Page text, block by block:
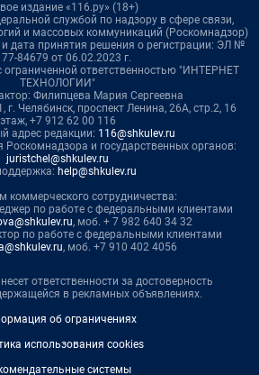
издание «116.ру» (18+)
службой по надзору в сфере связи,
и массовых коммуникаций (Роскомнадзор)
дата принятия решения о регистрации: ЭЛ №
84679 от 06.02.2023 г.
ограниченной ответственностью "ИНТЕРНЕТ
ТЕХНОЛОГИИ"
Филипцева Мария Сергеевна
г. Челябинск, проспект Ленина, 26А, стр.2, 16
этаж, +7 912 62 00 116
адрес редакции: 116@shkulev.ru
Роскомнадзора и государственных органов:
juristchel@shkulev.ru
help@shkulev.ru
коммерческого сотрудничества:
по работе с федеральными клиентами
, моб. + 7 982 640 34 32
по работе с федеральными клиентами
, моб. +7 910 402 4056
ответственности за достоверность
в рекламных объявлениях.
об ограничениях
использования cookies
системы